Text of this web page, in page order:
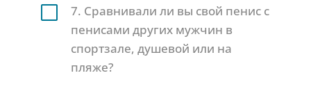
V
7. Сравнивали ли вы свой пенис с
пенисами других мужчин в
спортзале, душевой или на
пляже?